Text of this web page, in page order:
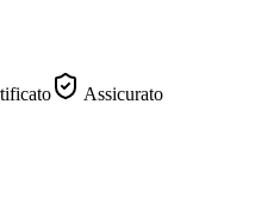
Assicurato